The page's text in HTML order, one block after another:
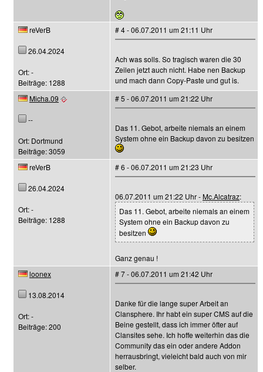
reVerB
26.04.2024
Ort: -
Beiträge: 1288
# 4 - 06.07.2011 um 21:11 Uhr
Ach was solls. So tragisch waren die 30
Zeilen jetzt auch nicht. Habe nen Backup
und mach dann Copy-Paste und gut is.
Micha.09
--
Ort: Dortmund
Beiträge: 3059
# 5 - 06.07.2011 um 21:22 Uhr
Das 11. Gebot, arbeite niemals an einem
System ohne ein Backup davon zu besitzen
reVerB
26.04.2024
Ort: -
Beiträge: 1288
# 6 - 06.07.2011 um 21:23 Uhr
06.07.2011 um 21:22 Uhr -Mc.Alcatraz:
Das 11. Gebot, arbeite niemals an einem
System ohne ein Backup davon zu
besitzen
Ganz genau !
loonex
13.08.2014
Ort: -
Beiträge: 200
# 7 - 06.07.2011 um 21:42 Uhr
Danke für die lange super Arbeit an
Clansphere. Ihr habt ein super CMS auf die
Beine gestellt, dass ich immer öfter auf
Clansites sehe. Ich hoffe weiterhin das die
Community das ein oder andere Addon
herrausbringt, vieleicht bald auch von mir
selber.